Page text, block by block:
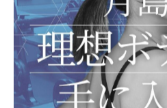
ドバックを受けることで、確
す。こうして、段階的な成長
楽しさや達成感を日々味わう
力です。